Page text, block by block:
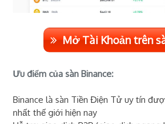
Mở Tài Khoản trên
Ưu điểm của sàn Binance:
Binance là sàn Tiền Điện Tử uy tín
nhất thế giới hiện nay